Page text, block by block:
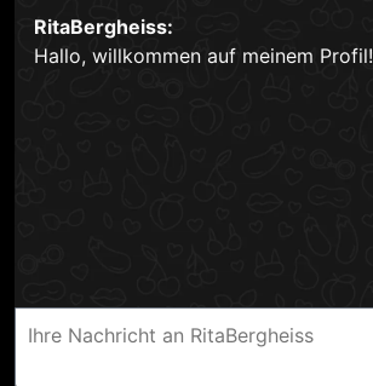
RitaBergheiss:
Hallo, willkommen auf meinem Profil!